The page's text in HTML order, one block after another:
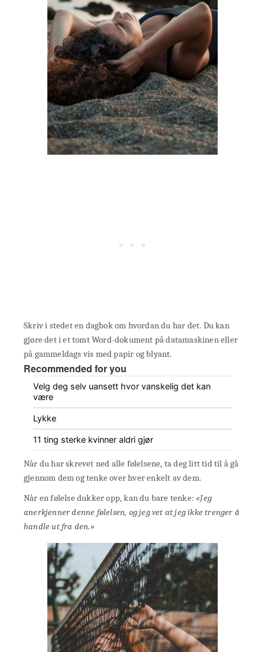
Skriv i stedet en dagbok om hvordan du har det. Du kan
gjøre det i et tomt Word-dokument på datamaskinen eller
på gammeldags vis med papir og blyant.
Recommended for you
Velg deg selv uansett hvor vanskelig det kan
være
Lykke
11 ting sterke kvinner aldri gjør
Når du har skrevet ned alle følelsene, ta deg litt tid til å gå
gjennom dem og tenke over hver enkelt av dem.
Når en følelse dukker opp, kan du bare tenke: «Jeg
anerkjenner denne følelsen, og jeg vet at jeg ikke trenger å
handle ut fra den.»